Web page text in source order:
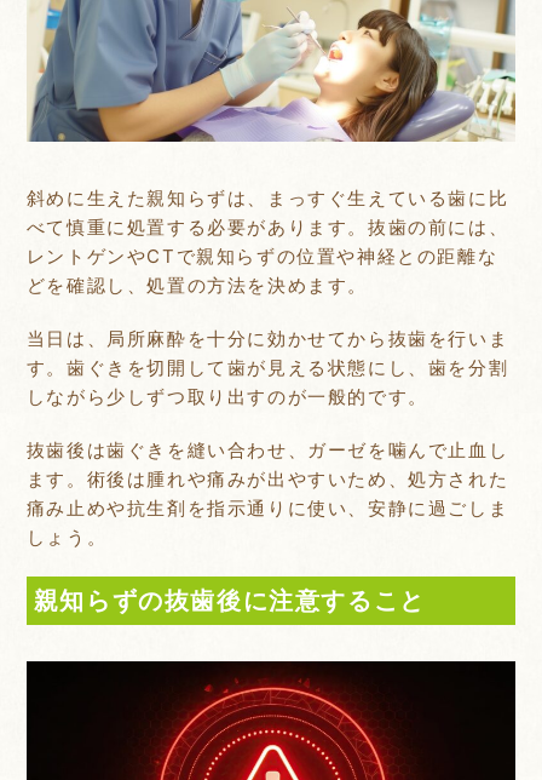
斜めに生えた親知らずは、まっすぐ生えている歯に比
べて慎重に処置する必要があります。抜歯の前には、
レントゲンやCTで親知らずの位置や神経との距離な
どを確認し、処置の方法を決めます。
当日は、局所麻酔を十分に効かせてから抜歯を行いま
す。歯ぐきを切開して歯が見える状態にし、歯を分割
しながら少しずつ取り出すのが一般的です。
抜歯後は歯ぐきを縫い合わせ、ガーゼを噛んで止血し
ます。術後は腫れや痛みが出やすいため、処方された
痛み止めや抗生剤を指示通りに使い、安静に過ごしま
しょう。
親知らずの抜歯後に注意すること